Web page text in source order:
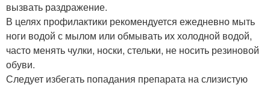
вызвать раздражение.
В целях профилактики рекомендуется ежедневно мыть
ноги водой с мылом или обмывать их холодной водой,
часто менять чулки, носки, стельки, не носить резиновой
обуви.
Следует избегать попадания препарата на слизистую